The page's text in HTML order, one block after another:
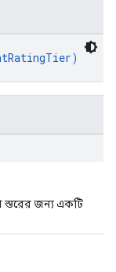
)
স্তরের জন্য একটি